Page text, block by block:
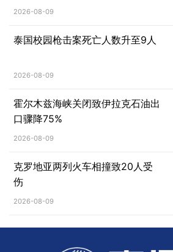
2026-08-09
泰国校园枪击案死亡人数升至9人
2026-08-09
霍尔木兹海峡关闭致伊拉克石油出
口骤降75%
2026-08-09
克罗地亚两列火车相撞致20人受
伤
2026-08-09